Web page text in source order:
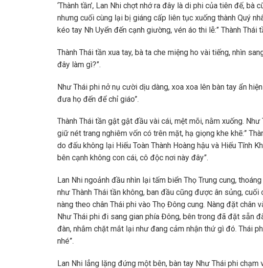
‘Thành tần’, Lan Nhi chợt nhớ ra đây là di phi của tiên đế,
nhưng cuối cùng lại bị giáng cấp liên tục xuống thành Quý
kéo tay Nh Uyển đến cạnh giường, vén áo thi lễ:” Thành Thái
Thành Thái tần xua tay, bà ta che miệng ho vài tiếng, nhìn
đây làm gì?”.
Như Thái phi nở nụ cười dịu dàng, xoa xoa lên bàn tay ẩn
đưa họ đến để chỉ giáo”.
Thành Thái tần gật gật đầu vài cái, mệt mõi, nằm xuống.
giữ nét trang nghiêm vốn có trên mặt, hạ giọng khe khẽ:”
do đấu không lại Hiếu Toàn Thành Hoàng hậu và Hiếu Tĩnh
bên cạnh không con cái, cô độc nơi này đây”.
Lan Nhi ngoảnh đầu nhìn lại tấm biển Thọ Trung cung,
như Thành Thái tần không, ban đầu cũng được ân sủng,
nàng theo chân Thái phi vào Thọ Đông cung. Nàng đặt
Như Thái phi đi sang gian phía Đông, bên trong đã đặt sẵn
đàn, nhắm chặt mắt lại như đang cảm nhận thứ gì đó. Thái
nhé”.
Lan Nhi lẳng lặng đứng một bên, bàn tay Như Thái phi